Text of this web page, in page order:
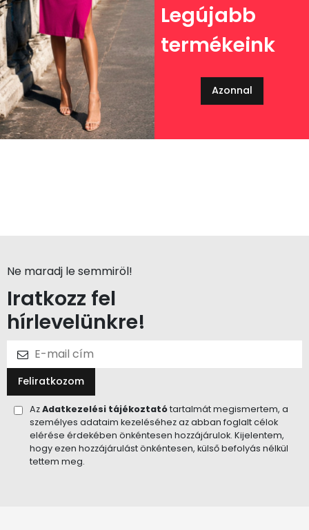
Legújabb
termékeink
Azonnal
Ne maradj le semmiröl!
Iratkozz fel
hírlevelünkre!
Feliratkozom
AzAdatkezelési tájékoztatótartalmát megismertem, a
személyes adataim kezeléséhez az abban foglalt célok
elérése érdekében önkéntesen hozzájárulok. Kijelentem,
hogy ezen hozzájárulást önkéntesen, külső befolyás nélkül
tettem meg.